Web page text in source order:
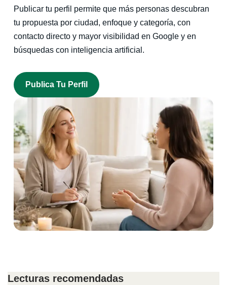
Publicar tu perfil permite que más personas descubran
tu propuesta por ciudad, enfoque y categoría, con
contacto directo y mayor visibilidad en Google y en
búsquedas con inteligencia artificial.
Publica Tu Perfil
Lecturas recomendadas